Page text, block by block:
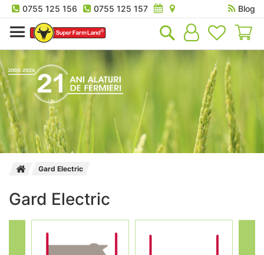
0755 125 156 0755 125 157
Blog
Gard Electric
Gard Electric